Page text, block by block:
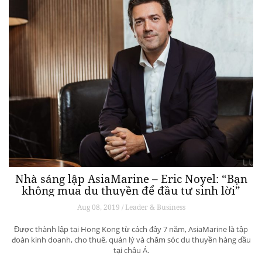
Nhà sáng lập AsiaMarine – Eric Noyel: “Bạn
không mua du thuyền để đầu tư sinh lời”
Aug 08, 2019 / Leader & Business
Được thành lập tại Hong Kong từ cách đây 7 năm, AsiaMarine là tập
đoàn kinh doanh, cho thuê, quản lý và chăm sóc du thuyền hàng đầu
tại châu Á.